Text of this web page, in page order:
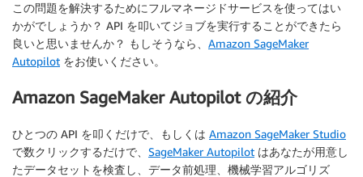
この問題を解決するためにフルマネージドサービスを使ってはい
かがでしょうか？ API を叩いてジョブを実行することができたら
良いと思いませんか？ もしそうなら、 Amazon SageMaker
Autopilot をお使いください。
Amazon SageMaker Autopilot の紹介
ひとつの API を叩くだけで、もしくは Amazon SageMaker Studio
で数クリックするだけで、 SageMaker Autopilot はあなたが用意し
たデータセットを検査し、データ前処理、機械学習アルゴリズ